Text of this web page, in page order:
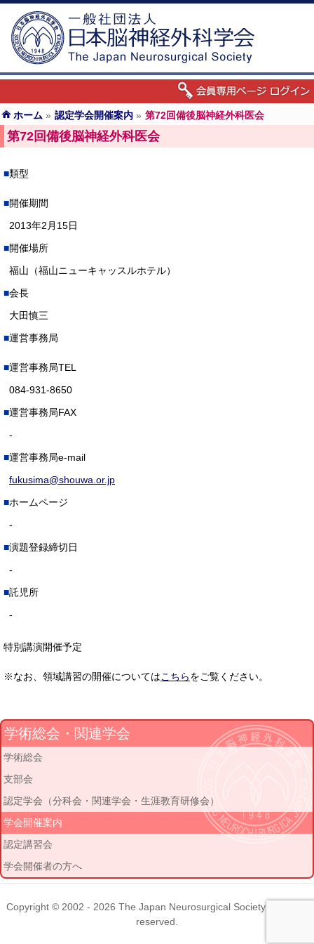
ホーム » 認定学会開催案内 » 第72回備後脳神経外科医会
第72回備後脳神経外科医会
類型
開催期間
2013年2月15日
開催場所
福山（福山ニューキャッスルホテル）
会長
大田慎三
運営事務局
運営事務局TEL
084-931-8650
運営事務局FAX
-
運営事務局e-mail
fukusima@shouwa.or.jp
ホームページ
-
演題登録締切日
-
託児所
-
特別講演開催予定
※なお、領域講習の開催についてはこちらをご覧ください。
学術総会・関連学会
学術総会
支部会
認定学会（分科会・関連学会・生涯教育研修会）
学会開催案内
認定講習会
学会開催者の方へ
Copyright © 2002 - 2026 The Japan Neurosurgical Society. All rights
reserved.